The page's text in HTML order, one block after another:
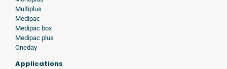
Multiplus
Medipac
Medipac box
Medipac plus
Oneday
Applications